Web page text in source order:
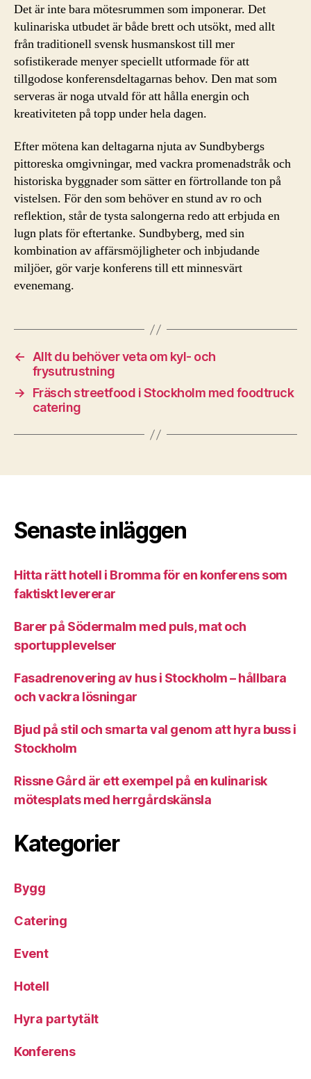
Det är inte bara mötesrummen som imponerar. Det
kulinariska utbudet är både brett och utsökt, med allt
från traditionell svensk husmanskost till mer
sofistikerade menyer speciellt utformade för att
tillgodose konferensdeltagarnas behov. Den mat som
serveras är noga utvald för att hålla energin och
kreativiteten på topp under hela dagen.
Efter mötena kan deltagarna njuta av Sundbybergs
pittoreska omgivningar, med vackra promenadstråk och
historiska byggnader som sätter en förtrollande ton på
vistelsen. För den som behöver en stund av ro och
reflektion, står de tysta salongerna redo att erbjuda en
lugn plats för eftertanke. Sundbyberg, med sin
kombination av affärsmöjligheter och inbjudande
miljöer, gör varje konferens till ett minnesvärt
evenemang.
←
Allt du behöver veta om kyl- och
frysutrustning
→
Fräsch streetfood i Stockholm med foodtruck
catering
Senaste inläggen
Hitta rätt hotell i Bromma för en konferens som
faktiskt levererar
Barer på Södermalm med puls, mat och
sportupplevelser
Fasadrenovering av hus i Stockholm – hållbara
och vackra lösningar
Bjud på stil och smarta val genom att hyra buss i
Stockholm
Rissne Gård är ett exempel på en kulinarisk
mötesplats med herrgårdskänsla
Kategorier
Bygg
Catering
Event
Hotell
Hyra partytält
Konferens